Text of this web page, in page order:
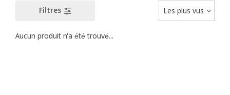
Filtres Les plus vus
Aucun produit n'a été trouvé...